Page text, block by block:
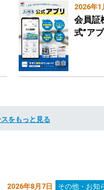
2026年1
会員証
式”ア
をもっと見る
2026年8月7日 その他・お知